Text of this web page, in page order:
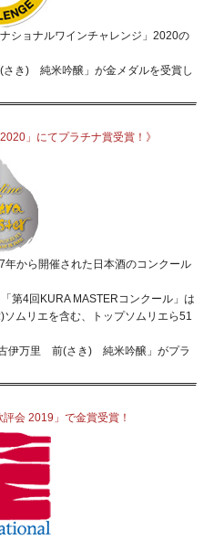
ショナルワインチャレンジ」2020の
き) 純米吟醸」が金メダルを受賞し
」にてプラチナ賞受賞！》
年から開催された日本酒のコンクール
第4回KURA MASTERコンクール」は
ムリエを含む、トップソムリエら51
伊万里 前(さき) 純米吟醸」がプラ
評会 2019」で金賞受賞！